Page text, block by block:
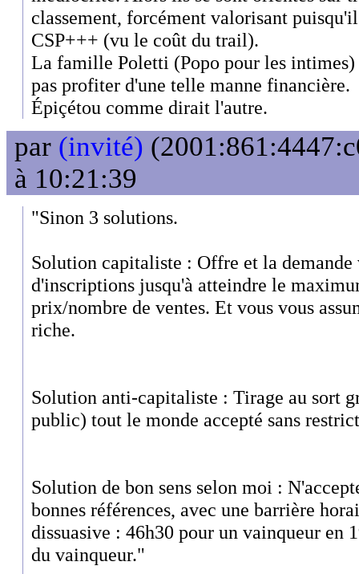
classement, forcément valorisant
CSP+++ (vu le coût du trail).
La famille Poletti (Popo pour les intimes)
pas profiter d'une telle manne financière.
Épiçétou comme dirait l'autre.
par (invité)
à 10:21:39
"Sinon 3 solutions.
Solution capitaliste : Offre et la demande
d'inscriptions jusqu'à atteindre le
prix/nombre de ventes. Et vous vous
riche.
Solution anti-capitaliste : Tirage au sort
public) tout le monde accepté sans
Solution de bon sens selon moi :
bonnes références, avec une barrière
dissuasive : 46h30 pour un vainqueur en
du vainqueur."